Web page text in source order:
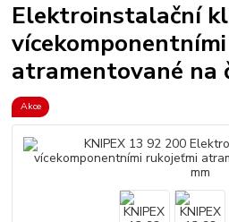
Elektroinstalační
atramentované na
Akce